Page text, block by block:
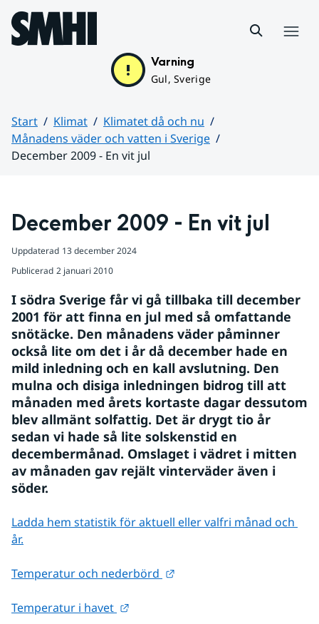
Hoppa till sidans innehåll
Varning
Gul, Sverige
Start Klimat
Klimatet då och nu
Månadens väder och vatten i Sverige
December 2009 - En vit jul
December 2009 - En vit jul
Uppdaterad 13 december 2024
Publicerad 2 januari 2010
I södra Sverige får vi gå tillbaka till december
2001 för att finna en jul med så omfattande
snötäcke. Den månadens väder påminner
också lite om det i år då december hade en
mild inledning och en kall avslutning. Den
mulna och disiga inledningen bidrog till att
månaden med årets kortaste dagar dessutom
blev allmänt solfattig. Det är drygt tio år
sedan vi hade så lite solskenstid en
decembermånad. Omslaget i vädret i mitten
av månaden gav rejält vinterväder även i
söder.
Ladda hem statistik för aktuell eller valfri månad och
år.
Temperatur och nederbörd
Temperatur i havet